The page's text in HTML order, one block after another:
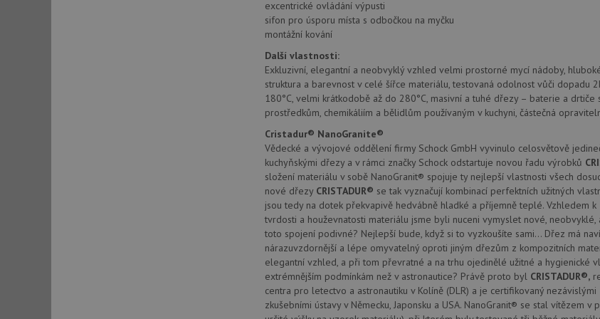
excentrické ovládání výpusti
sifon pro úsporu místa s odbočkou na myčku
montážní kování
Další vlastnosti:
Exkluzivní, elegantní a neobvyklý vzhled velmi prostorné mycí nádoby,
struktura a barevnost v celé šířce materiálu, testovaná odolnost vůči
180°C, velmi krátkodobě až do 280°C, masivní a tuhé dřezy – baterie a
prostředkům, chemikáliím a bělidlům používaným v kuchyni, částečná
Cristadur® NanoGranite®
Vědecké a vývojové oddělení firmy Schock GmbH vyvinulo celosvětově
kuchyňskými dřezy a v rámci značky Schock odstartuje novou řadu výrobků
složení materiálu v sobě NanoGranit® spojuje ty nejlepší vlastnosti všech
nové dřezy CRISTADUR® se tak vyznačují kombinací perfektních užitných
jsou tedy na dotek překvapivě hedvábně hladké a příjemně teplé. Vzhledem k
tvrdosti a houževnatosti materiálu jsme byli nuceni vymyslet nové,
toto spojení podivné? Nejlepší bude, když si to vyzkoušíte sami… Dřez má
nárazuvzdornější a lépe omyvatelný oproti jiným dřezům z kompozitních
elegantní vzhled, a při tom převratné a na trhu ojedinělé užitné a hygienické
extrémnějším podmínkám než v astronautice? Právě proto byl CRISTADUR®,
centra pro letectvo a astronautiku v Kolíně (DLR) a je certifikovaný nezávislými
zkušebními ústavy v Německu, Japonsku a USA. NanoGranit® se stal vítězem
.schock-
drezy.cz
4 týdny 2
dny
Toto je velmi běžný název
nalezen jako soubor cookie
použit jako pro správu stavu
.doubleclick.net
návštěvníka webu podporuje
Google LLC
.youtube.com
Zavřením
prohlížeče
Tento soubor cookie
zobrazení vložených videí.
_gcl_au
Google LLC
.schock-
drezy.cz
3 měsíce
Tento soubor cookie
provádí informace o tom, jak
webové stránky a jakoukoli
mohl vidět před návštěvou
__Secure-ROLLOUT_TOKEN
.youtube.com
6 měsíců
VISITOR_INFO1_LIVE
Google LLC
.youtube.com
6 měsíců
Tento soubor cookie nastavuje
uživatelských předvoleb pro
webů; může také určit, zda
nebo starou verzi rozhraní